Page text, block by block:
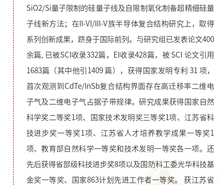
SiO2/Si量子限制的硅量子线及自限制氧化制备超精细硅量
子线新方法；在II-VI/III-V族半导体复合结构研究上，取得
系列创新成果，跻身于国际前列。与研究组已发表论文400
余篇, 已被SCI收录332篇，EI收录428篇，被 SCI 论文引用
1683篇（其中他引1409 篇），获得国家发明专利 31 项，
首次观测到CdTe/InSb复合结构界面存在高迁移率二维电
子气及二维电子气占据子带规律。研究成果获得国家自然
科学奖二等奖1项、国家技术发明奖三等奖1项、江苏省科
技进步奖一等奖1项、江苏省人才培养教学成果一等奖1
项、教育部自然科学一等奖和技术发明一等奖各一项。还
先后获得省部级科技进步奖8项以及国防科工委光华科技基
金奖一等奖、国家863计划先进工作者一等奖。 获江苏省